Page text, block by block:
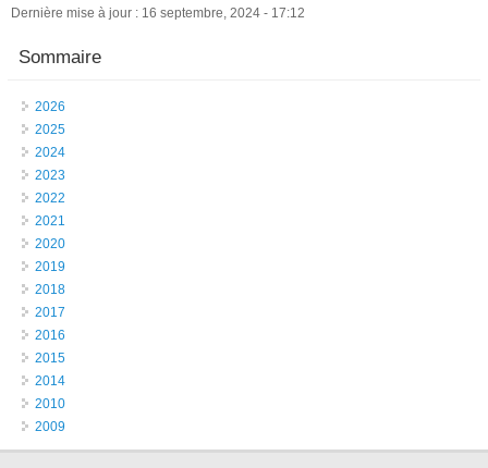
Dernière mise à jour : 16 septembre, 2024 - 17:12
Sommaire
2026
2025
2024
2023
2022
2021
2020
2019
2018
2017
2016
2015
2014
2010
2009